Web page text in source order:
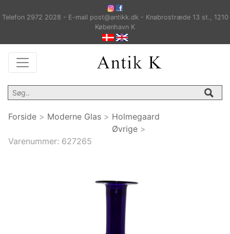
Telefon 2972 2028 - E-mail post@antikk.dk - Knabrostræde 13 st., 1210
København K
Forside > Moderne Glas > Holmegaard
Øvrige >
Varenummer: 627265